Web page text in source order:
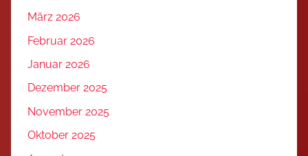
März 2026
Februar 2026
Januar 2026
Dezember 2025
November 2025
Oktober 2025